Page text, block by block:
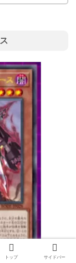
トップ サイドバー